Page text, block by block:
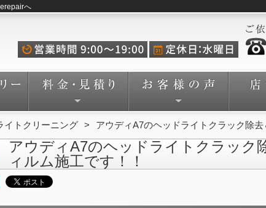
へ
イトクリーニング アウディA7のヘッドライトクラック除
アウディA7のヘッドライトクラック
ィルム施工です！！